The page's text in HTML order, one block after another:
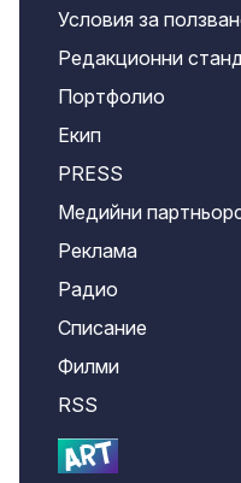
Условия за
Редакционни
Портфолио
Екип
PRESS
Медийни
Реклама
Радио
Списание
Филми
RSS